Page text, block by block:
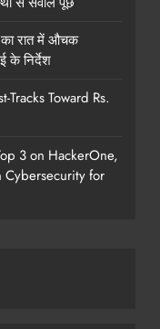
रात में औचक
के निर्देश
Toward Rs.
3 on HackerOne,
Cybersecurity for